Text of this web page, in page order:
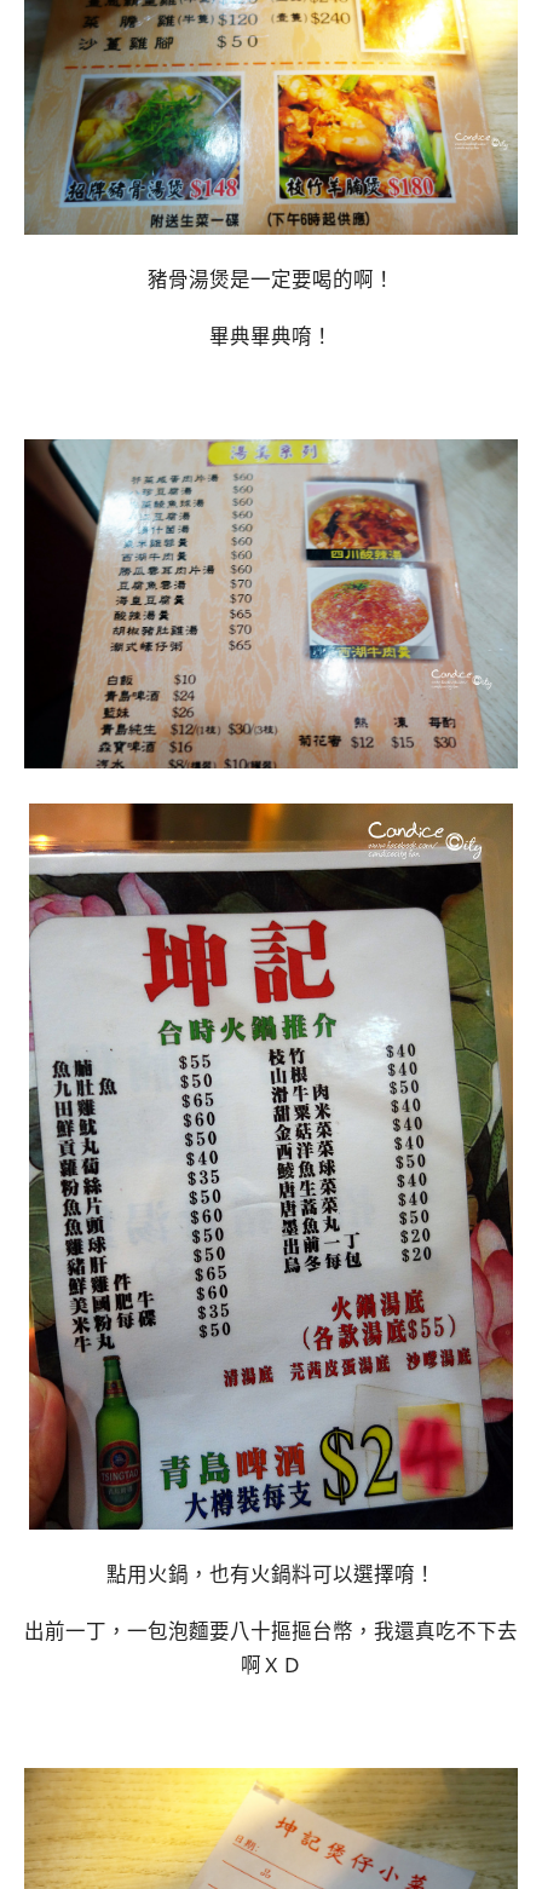
豬骨湯煲是一定要喝的啊！
畢典畢典唷！
點用火鍋，也有火鍋料可以選擇唷！
出前一丁，一包泡麵要八十摳摳台幣，我還真吃不下去
啊ＸＤ